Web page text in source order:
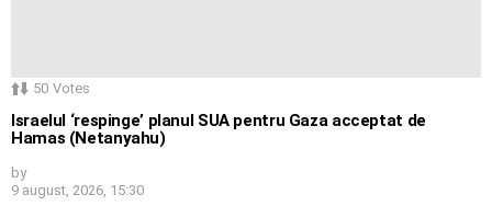
50 Votes
Israelul ‘respinge’ planul SUA pentru Gaza acceptat de
Hamas (Netanyahu)
by
9 august, 2026, 15:30